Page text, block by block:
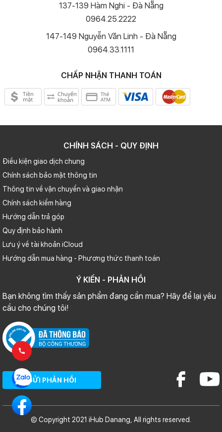
137-139 Hàm Nghi - Đà Nẵng
0964.25.2222
147-149 Nguyễn Văn Linh - Đà Nẵng
0964.33.1111
CHẤP NHẬN THANH TOÁN
CHÍNH SÁCH - QUY ĐỊNH
Điều kiện giao dịch chung
Chính sách bảo mật thông tin
Thông tin về vận chuyển và giao nhận
Chính sách kiểm hàng
Hướng dẫn trả góp
Quy định bảo hành
Lưu ý về tài khoản iCloud
Hướng dẫn mua hàng - Phương thức thanh toán
Ý KIẾN - PHẢN HỒI
Bạn không tìm thấy sản phẩm đang cần mua? Hãy để lại yêu
cầu cho chúng tôi!
GỬI PHẢN HỒI
© Copyright 2021 iHub Danang, All rights reserved.